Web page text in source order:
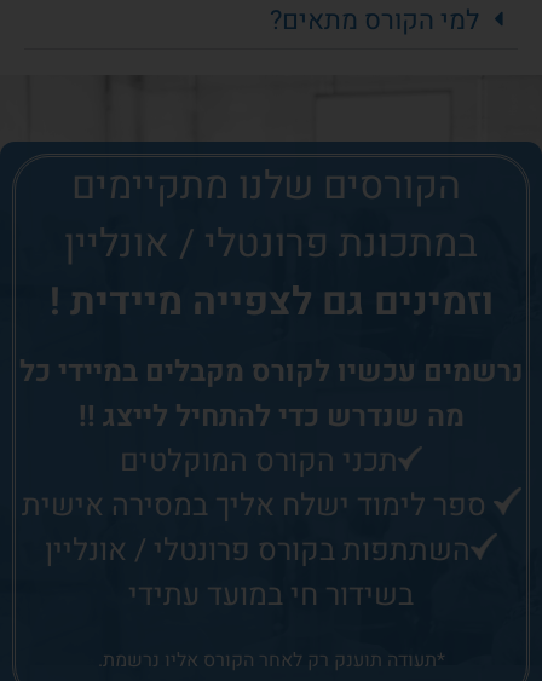
למי הקורס מתאים?
הקורסים שלנו מתקיימים
במתכונת פרונטלי / אונליין
וזמינים גם לצפייה מיידית !
נרשמים עכשיו לקורס מקבלים במיידי כל
מה שנדרש כדי להתחיל לייצג !!
תכני הקורס המוקלטים
ספר לימוד ישלח אליך במסירה אישית
השתתפות בקורס פרונטלי / אונליין
בשידור חי במועד עתידי
*תעודה תוענק רק לאחר הקורס אליו נרשמת.